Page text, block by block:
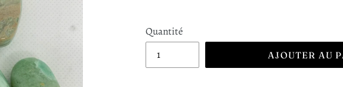
Quantité
AJOUTER AU